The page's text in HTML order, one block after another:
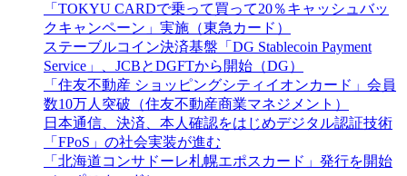
「TOKYU CARDで乗って買って20％キャッシュバッ
クキャンペーン」実施（東急カード）
ステーブルコイン決済基盤「DG Stablecoin Payment
Service」、JCBとDGFTから開始（DG）
「住友不動産 ショッピングシティイオンカード」会員
数10万人突破（住友不動産商業マネジメント）
日本通信、決済、本人確認をはじめデジタル認証技術
「FPoS」の社会実装が進む
「北海道コンサドーレ札幌エポスカード」発行を開始